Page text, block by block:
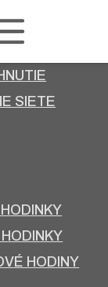
SIETE
HODINY